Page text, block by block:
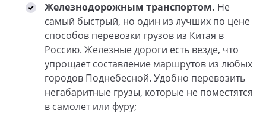
Железнодорожным транспортом. Не
самый быстрый, но один из лучших по цене
способов перевозки грузов из Китая в
Россию. Железные дороги есть везде, что
упрощает составление маршрутов из любых
городов Поднебесной. Удобно перевозить
негабаритные грузы, которые не поместятся
в самолет или фуру;